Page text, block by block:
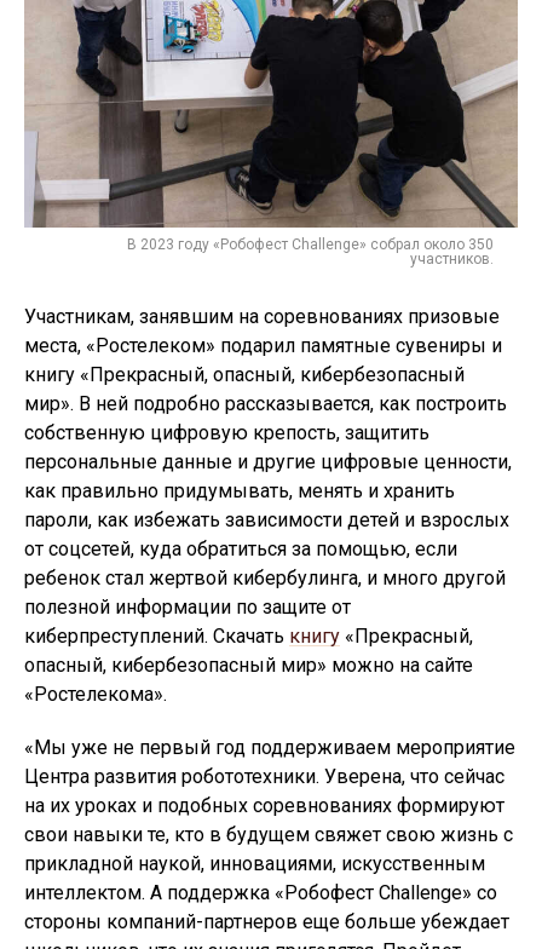
В 2023 году «Робофест Challenge» собрал около 350
участников.
Участникам, занявшим на соревнованиях призовые
места, «Ростелеком» подарил памятные сувениры и
книгу «Прекрасный, опасный, кибербезопасный
мир». В ней подробно рассказывается, как построить
собственную цифровую крепость, защитить
персональные данные и другие цифровые ценности,
как правильно придумывать, менять и хранить
пароли, как избежать зависимости детей и взрослых
от соцсетей, куда обратиться за помощью, если
ребенок стал жертвой кибербулинга, и много другой
полезной информации по защите от
киберпреступлений. Скачать книгу «Прекрасный,
опасный, кибербезопасный мир» можно на сайте
«Ростелекома».
«Мы уже не первый год поддерживаем мероприятие
Центра развития робототехники. Уверена, что сейчас
на их уроках и подобных соревнованиях формируют
свои навыки те, кто в будущем свяжет свою жизнь с
прикладной наукой, инновациями, искусственным
интеллектом. А поддержка «Робофест Challenge» со
стороны компаний-партнеров еще больше убеждает